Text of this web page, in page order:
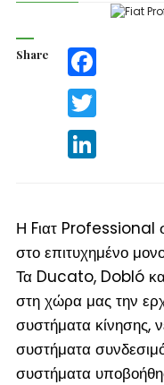
Share Facebook
Twitter
LinkedIn
Η Fιατ Professional
στο επιτυχημένο
Τα Ducato, Dobló
στη χώρα μας την
συστήματα κίνησης,
συστήματα
συστήματα